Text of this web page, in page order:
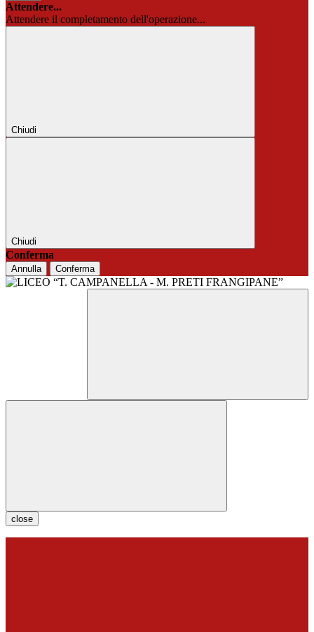
Attendere...
Attendere il completamento dell'operazione...
Chiudi
Chiudi
Conferma
Annulla Conferma
close